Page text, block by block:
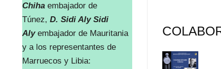
Chihaembajador de
Túnez, D. Sidi Aly Sidi
Alyembajador de Mauritania
y a los representantes de
Marruecos y Libia: